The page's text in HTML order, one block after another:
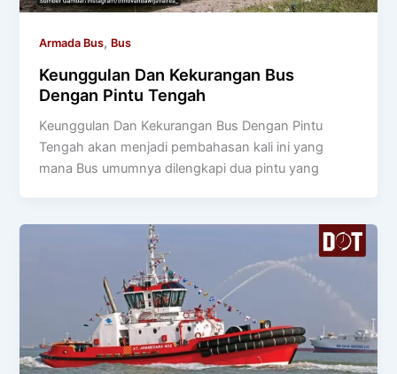
Armada Bus, Bus
Keunggulan Dan Kekurangan Bus
Dengan Pintu Tengah
Keunggulan Dan Kekurangan Bus Dengan Pintu
Tengah akan menjadi pembahasan kali ini yang
mana Bus umumnya dilengkapi dua pintu yang